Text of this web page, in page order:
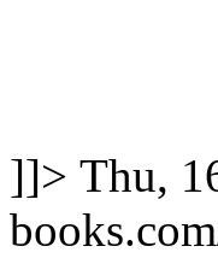
]]> Thu,